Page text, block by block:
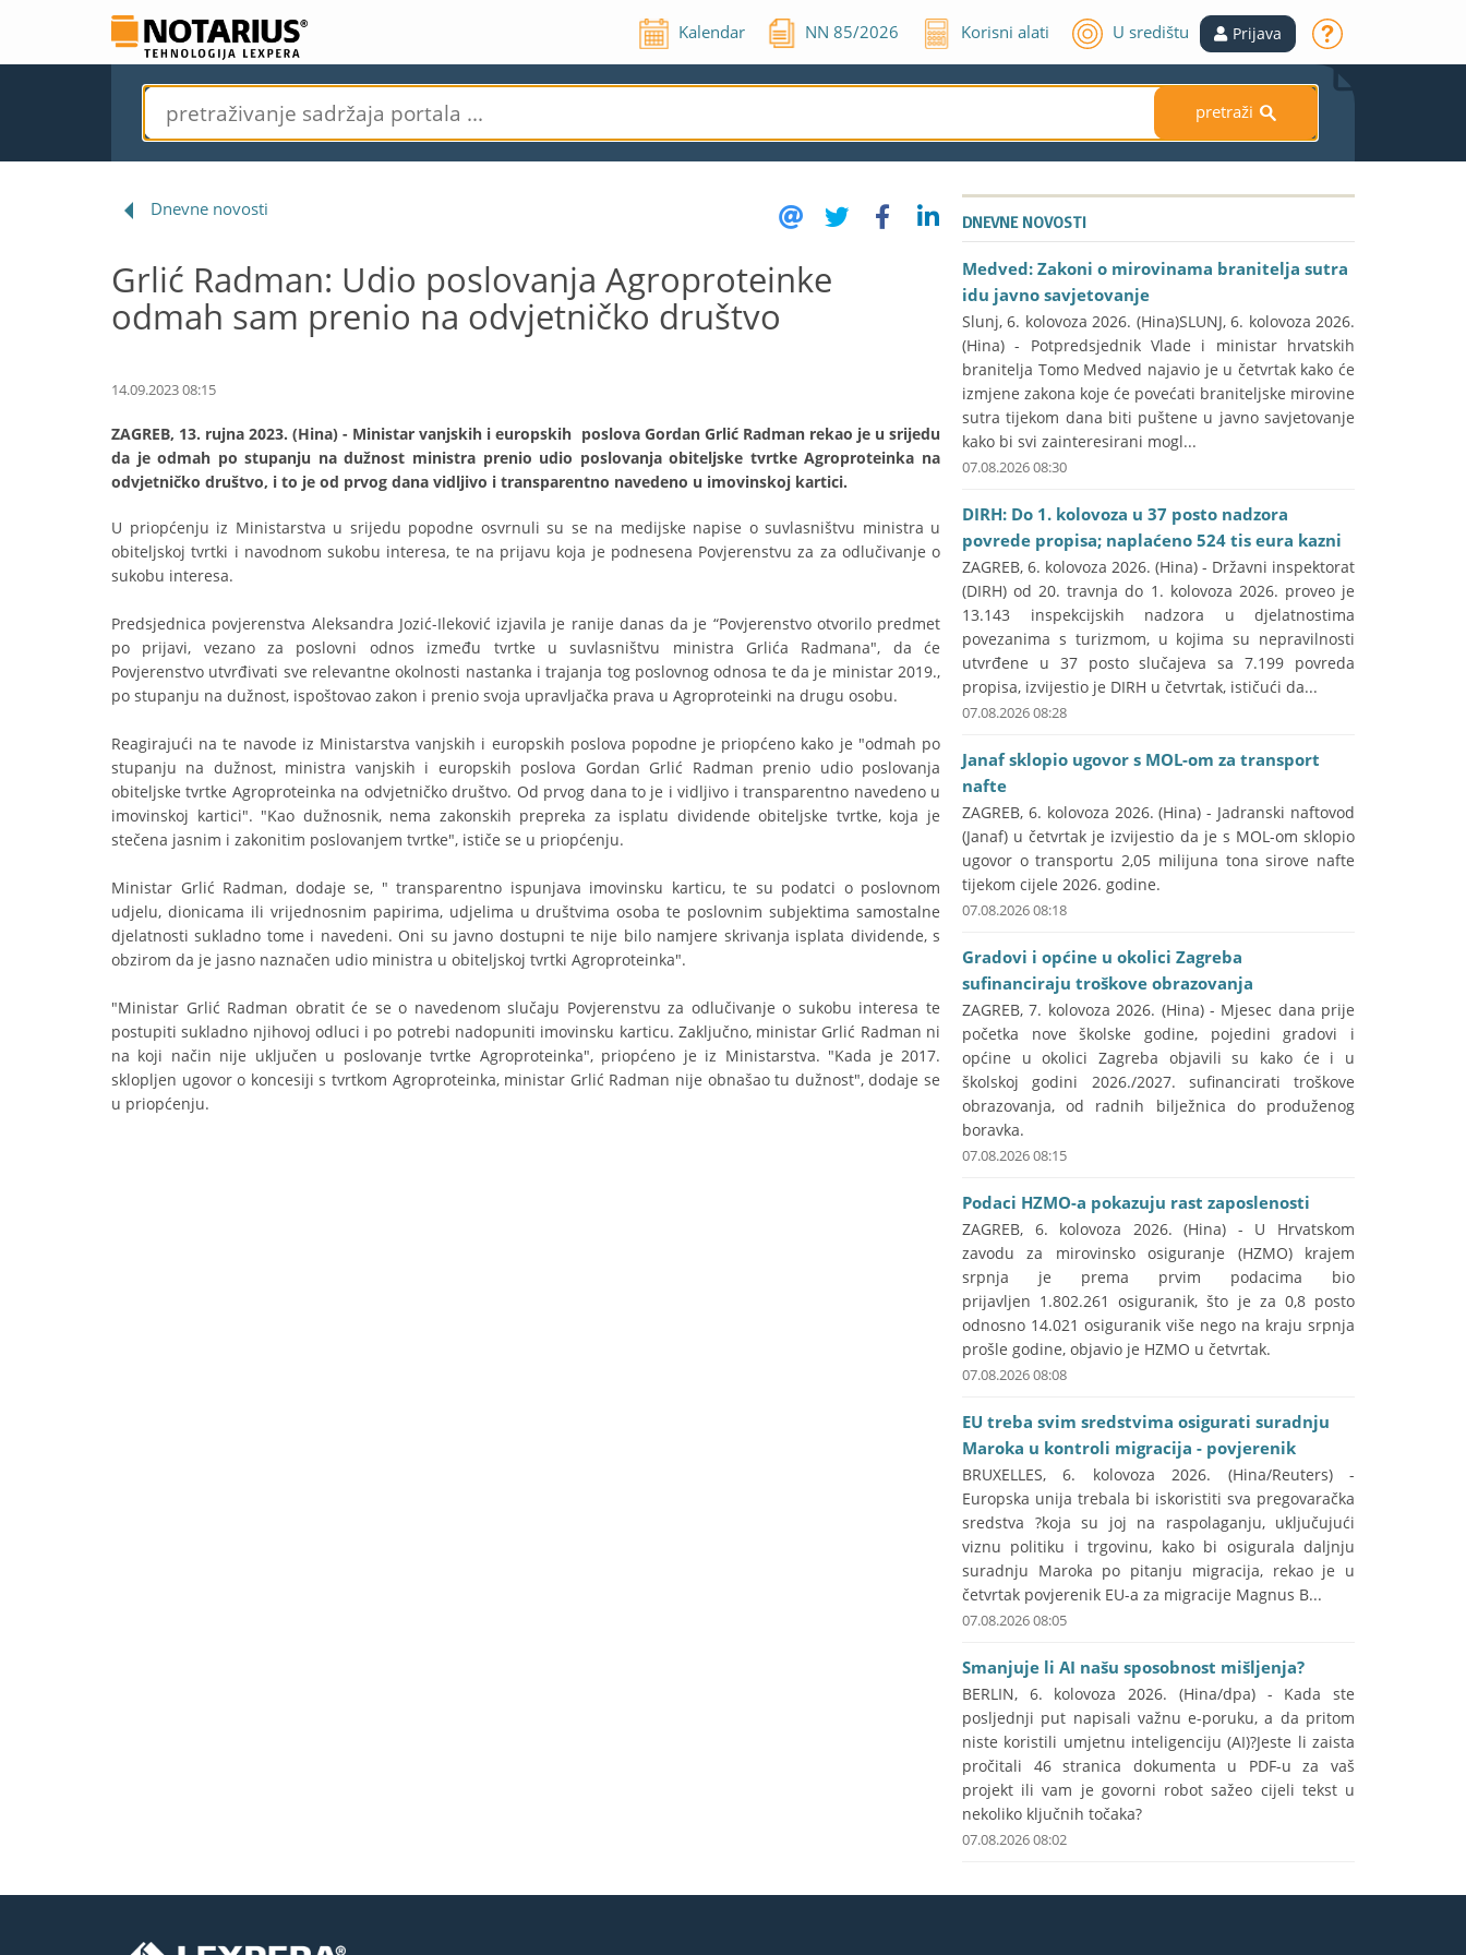
Kalendar NN85/2026 Korisni alati U središtu Prijava
pretraži S
Dnevne novosti
Grlić Radman: Udio poslovanja Agroproteinke
odmah sam prenio na odvjetničko društvo
14.09.2023 08:15
ZAGREB, 13. rujna 2023. (Hina) - Ministar vanjskih i europskih poslova Gordan Grlić Radman rekao je u srijedu
da je odmah po stupanju na dužnost ministra prenio udio poslovanja obiteljske tvrtke Agroproteinka na
odvjetničko društvo, i to je od prvog dana vidljivo i transparentno navedeno u imovinskoj kartici.
U priopćenju iz Ministarstva u srijedu popodne osvrnuli su se na medijske napise o suvlasništvu ministra u
obiteljskoj tvrtki i navodnom sukobu interesa, te na prijavu koja je podnesena Povjerenstvu za za odlučivanje o
sukobu interesa.
Predsjednica povjerenstva Aleksandra Jozić-Ileković izjavila je ranije danas da je “Povjerenstvo otvorilo predmet
po prijavi, vezano za poslovni odnos između tvrtke u suvlasništvu ministra Grlića Radmana", da će
Povjerenstvo utvrđivati sve relevantne okolnosti nastanka i trajanja tog poslovnog odnosa te da je ministar 2019.,
po stupanju na dužnost, ispoštovao zakon i prenio svoja upravljačka prava u Agroproteinki na drugu osobu.
Reagirajući na te navode iz Ministarstva vanjskih i europskih poslova popodne je priopćeno kako je "odmah po
stupanju na dužnost, ministra vanjskih i europskih poslova Gordan Grlić Radman prenio udio poslovanja
obiteljske tvrtke Agroproteinka na odvjetničko društvo. Od prvog dana to je i vidljivo i transparentno navedeno u
imovinskoj kartici". "Kao dužnosnik, nema zakonskih prepreka za isplatu dividende obiteljske tvrtke, koja je
stečena jasnim i zakonitim poslovanjem tvrtke", ističe se u priopćenju.
Ministar Grlić Radman, dodaje se, " transparentno ispunjava imovinsku karticu, te su podatci o poslovnom
udjelu, dionicama ili vrijednosnim papirima, udjelima u društvima osoba te poslovnim subjektima samostalne
djelatnosti sukladno tome i navedeni. Oni su javno dostupni te nije bilo namjere skrivanja isplata dividende, s
obzirom da je jasno naznačen udio ministra u obiteljskoj tvrtki Agroproteinka".
"Ministar Grlić Radman obratit će se o navedenom slučaju Povjerenstvu za odlučivanje o sukobu interesa te
postupiti sukladno njihovoj odluci i po potrebi nadopuniti imovinsku karticu. Zaključno, ministar Grlić Radman ni
na koji način nije uključen u poslovanje tvrtke Agroproteinka", priopćeno je iz Ministarstva. "Kada je 2017.
sklopljen ugovor o koncesiji s tvrtkom Agroproteinka, ministar Grlić Radman nije obnašao tu dužnost", dodaje se
u priopćenju.
DNEVNE NOVOSTI
Medved: Zakoni o mirovinama branitelja sutra
idu javno savjetovanje
Slunj, 6. kolovoza 2026. (Hina)SLUNJ, 6. kolovoza 2026.
(Hina) - Potpredsjednik Vlade i ministar hrvatskih
branitelja Tomo Medved najavio je u četvrtak kako će
izmjene zakona koje će povećati braniteljske mirovine
sutra tijekom dana biti puštene u javno savjetovanje
kako bi svi zainteresirani mogl...
07.08.2026 08:30
DIRH: Do 1. kolovoza u 37 posto nadzora
povrede propisa; naplaćeno 524 tis eura kazni
ZAGREB, 6. kolovoza 2026. (Hina) - Državni inspektorat
(DIRH) od 20. travnja do 1. kolovoza 2026. proveo je
13.143 inspekcijskih nadzora u djelatnostima
povezanima s turizmom, u kojima su nepravilnosti
utvrđene u 37 posto slučajeva sa 7.199 povreda
propisa, izvijestio je DIRH u četvrtak, ističući da...
07.08.2026 08:28
Janaf sklopio ugovor s MOL-om za transport
nafte
ZAGREB, 6. kolovoza 2026. (Hina) - Jadranski naftovod
(Janaf) u četvrtak je izvijestio da je s MOL-om sklopio
ugovor o transportu 2,05 milijuna tona sirove nafte
tijekom cijele 2026. godine.
07.08.2026 08:18
Gradovi i općine u okolici Zagreba
sufinanciraju troškove obrazovanja
ZAGREB, 7. kolovoza 2026. (Hina) - Mjesec dana prije
početka nove školske godine, pojedini gradovi i
općine u okolici Zagreba objavili su kako će i u
školskoj godini 2026./2027. sufinancirati troškove
obrazovanja, od radnih bilježnica do produženog
boravka.
07.08.2026 08:15
Podaci HZMO-a pokazuju rast zaposlenosti
ZAGREB, 6. kolovoza 2026. (Hina) - U Hrvatskom
zavodu za mirovinsko osiguranje (HZMO) krajem
srpnja je prema prvim podacima bio
prijavljen 1.802.261 osiguranik, što je za 0,8 posto
odnosno 14.021 osiguranik više nego na kraju srpnja
prošle godine, objavio je HZMO u četvrtak.
07.08.2026 08:08
EU treba svim sredstvima osigurati suradnju
Maroka u kontroli migracija - povjerenik
BRUXELLES, 6. kolovoza 2026. (Hina/Reuters) -
Europska unija trebala bi iskoristiti sva pregovaračka
sredstva ?koja su joj na raspolaganju, uključujući
viznu politiku i trgovinu, kako bi osigurala daljnju
suradnju Maroka po pitanju migracija, rekao je u
četvrtak povjerenik EU-a za migracije Magnus B...
07.08.2026 08:05
Smanjuje li AI našu sposobnost mišljenja?
BERLIN, 6. kolovoza 2026. (Hina/dpa) - Kada ste
posljednji put napisali važnu e-poruku, a da pritom
niste koristili umjetnu inteligenciju (AI)?Jeste li zaista
pročitali 46 stranica dokumenta u PDF-u za vaš
projekt ili vam je govorni robot sažeo cijeli tekst u
nekoliko ključnih točaka?
07.08.2026 08:02